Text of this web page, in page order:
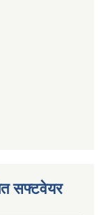
सफ्टवेयर